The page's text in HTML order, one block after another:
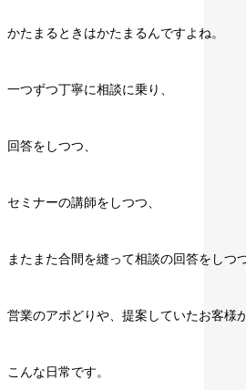
かたまるときはかたまるんですよね。
一つずつ丁寧に相談に乗り、
回答をしつつ、
セミナーの講師をしつつ、
またまた合間を縫って相談の回答をしつつ
営業のアポどりや、提案していたお客様
こんな日常です。